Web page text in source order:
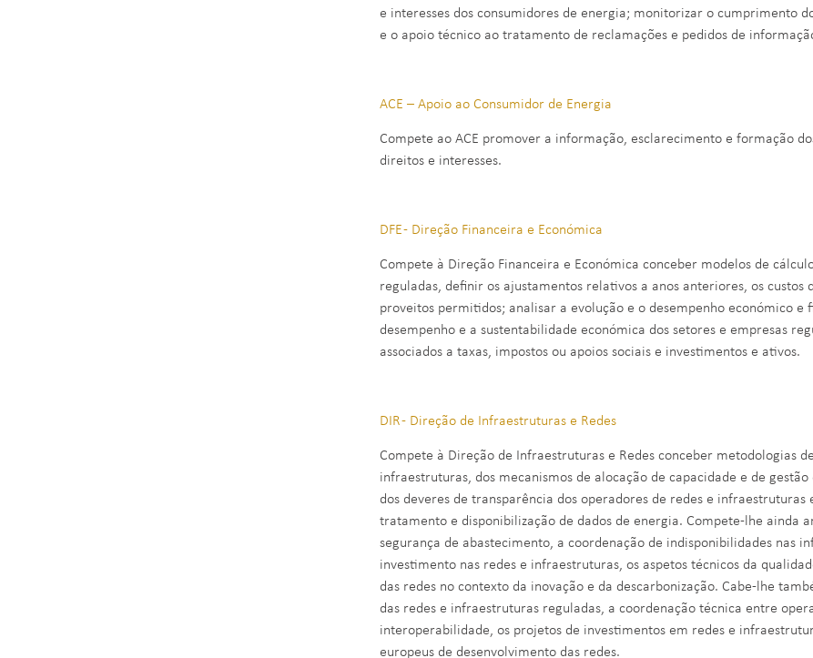
e interesses dos consumidores de energia; monitorizar o cumprimento
e o apoio técnico ao tratamento de reclamações e pedidos de
ACE – Apoio ao Consumidor de Energia
Compete ao ACE promover a informação, esclarecimento e formação
direitos e interesses.
DFE - Direção Financeira e Económica
Compete à Direção Financeira e Económica conceber modelos de
reguladas, definir os ajustamentos relativos a anos anteriores, os custos
proveitos permitidos; analisar a evolução e o desempenho económico
desempenho e a sustentabilidade económica dos setores e empresas
associados a taxas, impostos ou apoios sociais e investimentos e ativos.
DIR - Direção de Infraestruturas e Redes
Compete à Direção de Infraestruturas e Redes conceber metodologias
infraestruturas, dos mecanismos de alocação de capacidade e de
dos deveres de transparência dos operadores de redes e
tratamento e disponibilização de dados de energia. Compete-lhe ainda
segurança de abastecimento, a coordenação de indisponibilidades nas
investimento nas redes e infraestruturas, os aspetos técnicos da
das redes no contexto da inovação e da descarbonização. Cabe-lhe
das redes e infraestruturas reguladas, a coordenação técnica entre
interoperabilidade, os projetos de investimentos em redes e
europeus de desenvolvimento das redes.